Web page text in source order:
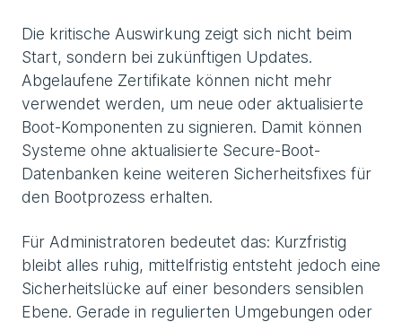
Die kritische Auswirkung zeigt sich nicht beim
Start, sondern bei zukünftigen Updates.
Abgelaufene Zertifikate können nicht mehr
verwendet werden, um neue oder aktualisierte
Boot-Komponenten zu signieren. Damit können
Systeme ohne aktualisierte Secure-Boot-
Datenbanken keine weiteren Sicherheitsfixes für
den Bootprozess erhalten.
Für Administratoren bedeutet das: Kurzfristig
bleibt alles ruhig, mittelfristig entsteht jedoch eine
Sicherheitslücke auf einer besonders sensiblen
Ebene. Gerade in regulierten Umgebungen oder